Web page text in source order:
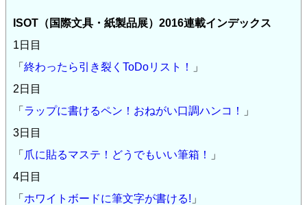
ISOT（国際文具・紙製品展）2016連載インデックス
1日目
「 終わったら引き裂くToDoリスト！
」
2日目
「 ラップに書けるペン！おねがい口調ハンコ！
」
3日目
「 爪に貼るマステ！どうでもいい筆箱！
」
4日目
「 ホワイトボードに筆文字が書ける! 」